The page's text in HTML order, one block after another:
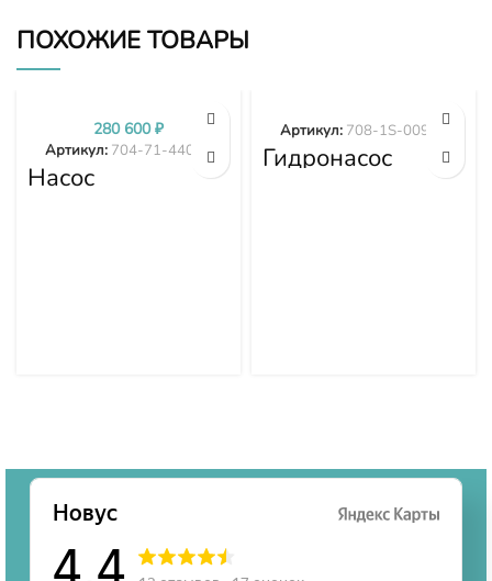
ПОХОЖИЕ ТОВАРЫ
Насос
трансмиссии
Артикул: 704-71-44002
280 600₽
Гидронасос
вентилятора
Артикул: 708-1S-00970